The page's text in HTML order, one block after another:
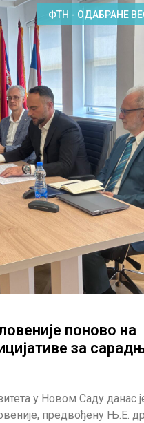
ФТН - ОДАБРАНЕ
поново на
за
у Новом Саду данас
предвођену Њ.Е. др